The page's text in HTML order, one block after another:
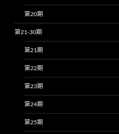
第20期
第21-30期
第21期
第22期
第23期
第24期
第25期